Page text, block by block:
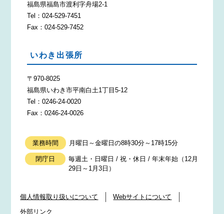
福島県福島市渡利字舟場2-1
Tel：024-529-7451
Fax：024-529-7452
いわき出張所
〒970-8025
福島県いわき市平南白土1丁目5-12
Tel：0246-24-0020
Fax：0246-24-0026
業務時間 月曜日～金曜日の8時30分～17時15分
閉庁日
毎週土・日曜日 / 祝・休日 / 年末年始（12月
29日～1月3日）
個人情報取り扱いについて
Webサイトについて
外部リンク